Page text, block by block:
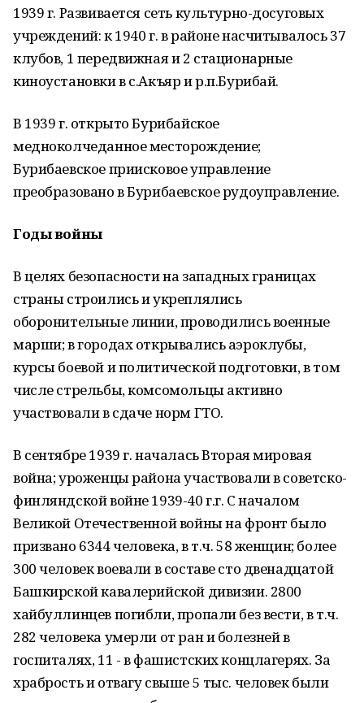
1939 г. Развивается сеть культурно-досуговых
учреждений: к 1940 г. в районе насчитывалось 37
клубов, 1 передвижная и 2 стационарные
киноустановки в с.Акъяр и р.п.Бурибай.
В 1939 г. открыто Бурибайское
медноколчеданное месторождение;
Бурибаевское приисковое управление
преобразовано в Бурибаевское рудоуправление.
Годы войны
В целях безопасности на западных границах
страны строились и укреплялись
оборонительные линии, проводились военные
марши; в городах открывались аэроклубы,
курсы боевой и политической подготовки, в том
числе стрельбы, комсомольцы активно
участвовали в сдаче норм ГТО.
В сентябре 1939 г. началась Вторая мировая
война; уроженцы района участвовали в советско-
финляндской войне 1939-40 г.г. С началом
Великой Отечественной войны нa фронт было
призвано 6344 человека, в т.ч. 58 женщин; более
300 человек воевали в составе сто двенадцатой
Башкирской кавалерийской дивизии. 2800
хайбуллинцев погибли, пропали без вести, в т.ч.
282 человека умерли от ран и болезней в
госпиталях, 11 - в фашистских концлагерях. За
храбрость и отвагу свыше 5 тыс. человек были